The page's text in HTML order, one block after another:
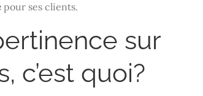
pour ses clients.
sur
c’est quoi?